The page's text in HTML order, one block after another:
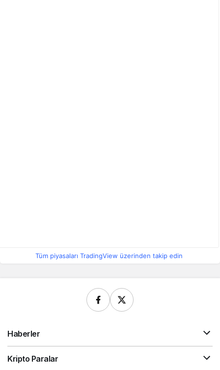
Tüm piyasaları TradingView üzerinden takip edin
Haberler
Kripto Paralar